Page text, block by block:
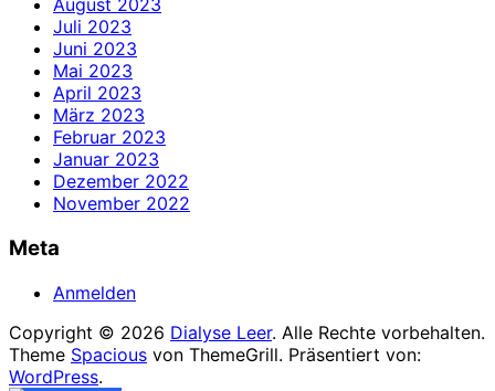
August 2023
Juli 2023
Juni 2023
Mai 2023
April 2023
März 2023
Februar 2023
Januar 2023
Dezember 2022
November 2022
Meta
Anmelden
Copyright © 2026 Dialyse Leer. Alle Rechte vorbehalten.
Theme Spacious von ThemeGrill. Präsentiert von:
WordPress.